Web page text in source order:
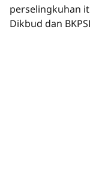
perselingkuhan
Dikbud dan